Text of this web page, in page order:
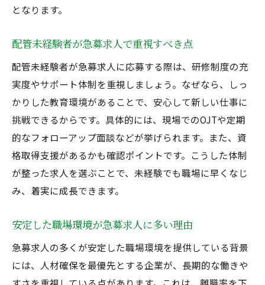
となります。
配管未経験者が急募求人で重視すべき点
配管未経験者が急募求人に応募する際は、研修制度の充
実度やサポート体制を重視しましょう。なぜなら、しっ
かりした教育環境があることで、安心して新しい仕事に
挑戦できるからです。具体的には、現場でのOJTや定期
的なフォローアップ面談などが挙げられます。また、資
格取得支援があるかも確認ポイントです。こうした体制
が整った求人を選ぶことで、未経験でも職場に早くなじ
み、着実に成長できます。
安定した職場環境が急募求人に多い理由
急募求人の多くが安定した職場環境を提供している背景
には、人材確保を最優先とする企業が、長期的な働きや